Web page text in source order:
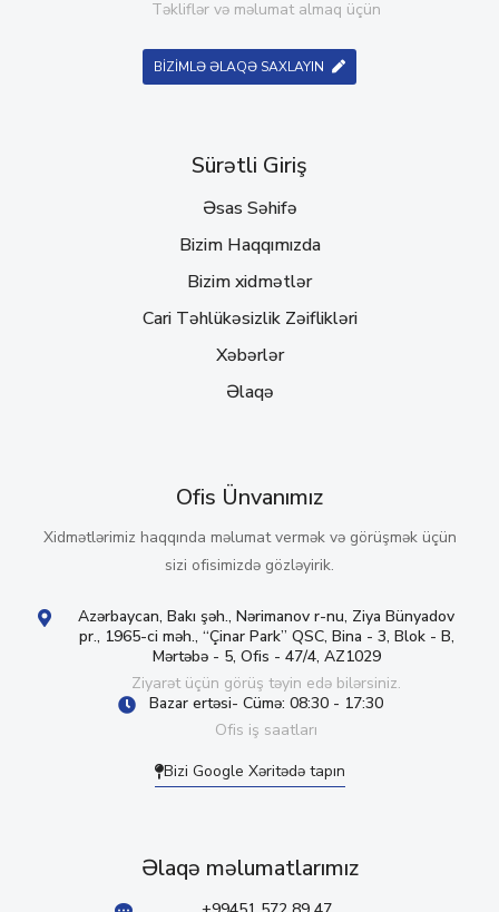
Təkliflər və məlumat almaq üçün
BİZİMLƏ ƏLAQƏ SAXLAYIN
Sürətli Giriş
Əsas Səhifə
Bizim Haqqımızda
Bizim xidmətlər
Cari Təhlükəsizlik Zəiflikləri
Xəbərlər
Əlaqə
Ofis Ünvanımız
Xidmətlərimiz haqqında məlumat vermək və görüşmək üçün
sizi ofisimizdə gözləyirik.
Azərbaycan, Bakı şəh., Nərimanov r-nu, Ziya Bünyadov
pr., 1965-ci məh., “Çinar Park” QSC, Bina - 3, Blok - B,
Mərtəbə - 5, Ofis - 47/4, AZ1029
Ziyarət üçün görüş təyin edə bilərsiniz.
Bazar ertəsi- Cümə: 08:30 - 17:30
Ofis iş saatları
Bizi Google Xəritədə tapın
Əlaqə məlumatlarımız